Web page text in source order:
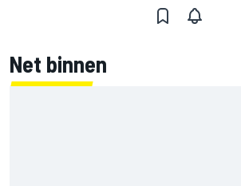
Net binnen